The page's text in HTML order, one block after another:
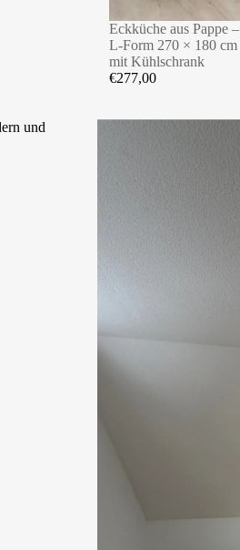
Eckküche aus Pappe –
L-Form 270 × 180 cm
mit Kühlschrank
€277,00
und